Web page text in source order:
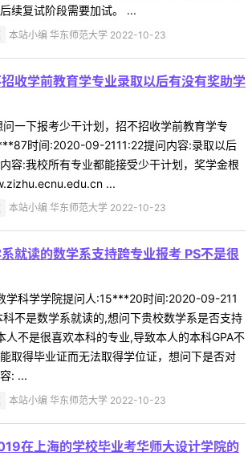
续复试阶段需要加试。 ...
本站小编 华东师范大学 2022-10-23
收学前教育学专业录取以后有没有奖助学
一下报考少干计划，招不招收学前教育学专
时间:2020-09-2111:22提问内容:录取以后
容:我校所有专业都能接受少干计划，奖学金根
...
本站小编 华东师范大学 2022-10-23
就读的数学系支持跨专业报考 PS不是很
学科学学院提问人:15***20时间:2020-09-211
不是数学系就读的,想问下贵校数学系是否支持
人不是很喜欢本科的专业,导致本人的本科GPA不
取得毕业证而无法取得学位证，想问下是否对
: ...
本站小编 华东师范大学 2022-10-23
在上海的学校毕业考华师大设计学院的